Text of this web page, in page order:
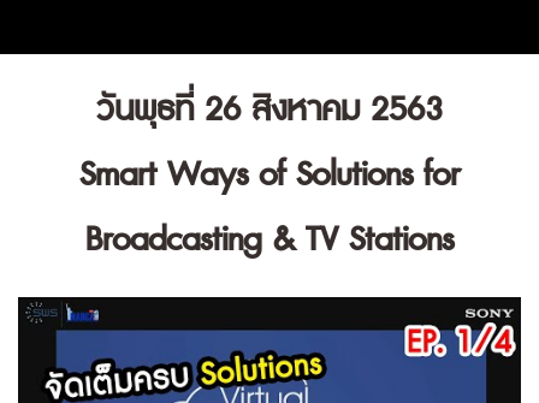
วันพุธที่ 26 สิงหาคม 2563
Smart Ways of Solutions for
Broadcasting & TV Stations